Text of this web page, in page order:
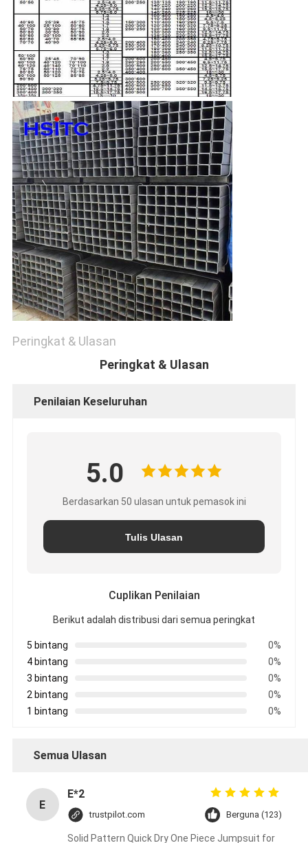
Peringkat & Ulasan
Peringkat & Ulasan
Penilaian Keseluruhan
5.0
Berdasarkan 50 ulasan untuk pemasok ini
Tulis Ulasan
Cuplikan Penilaian
Berikut adalah distribusi dari semua peringkat
5 bintang
0%
4 bintang
0%
3 bintang
0%
2 bintang
0%
1 bintang
0%
Semua Ulasan
E
E*2
trustpilot.com Berguna (123)
Solid Pattern Quick Dry One Piece Jumpsuit for